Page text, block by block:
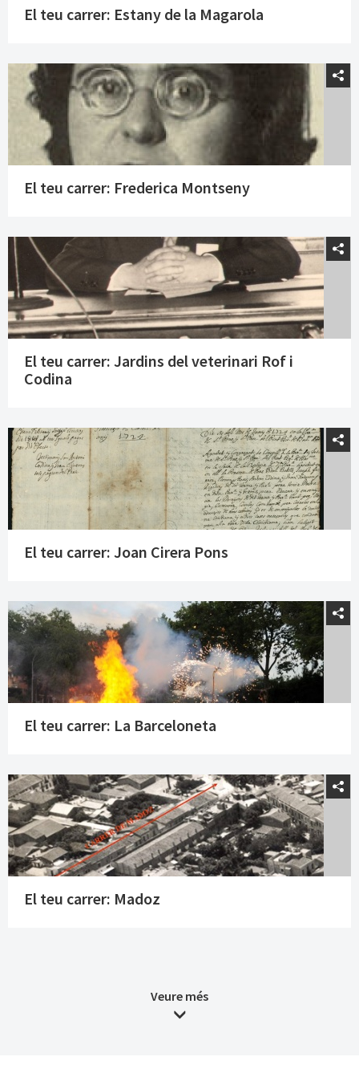
El teu carrer: Estany de la Magarola
El teu carrer: Frederica Montseny
El teu carrer: Jardins del veterinari Rof i
Codina
El teu carrer: Joan Cirera Pons
El teu carrer: La Barceloneta
El teu carrer: Madoz
Veure més